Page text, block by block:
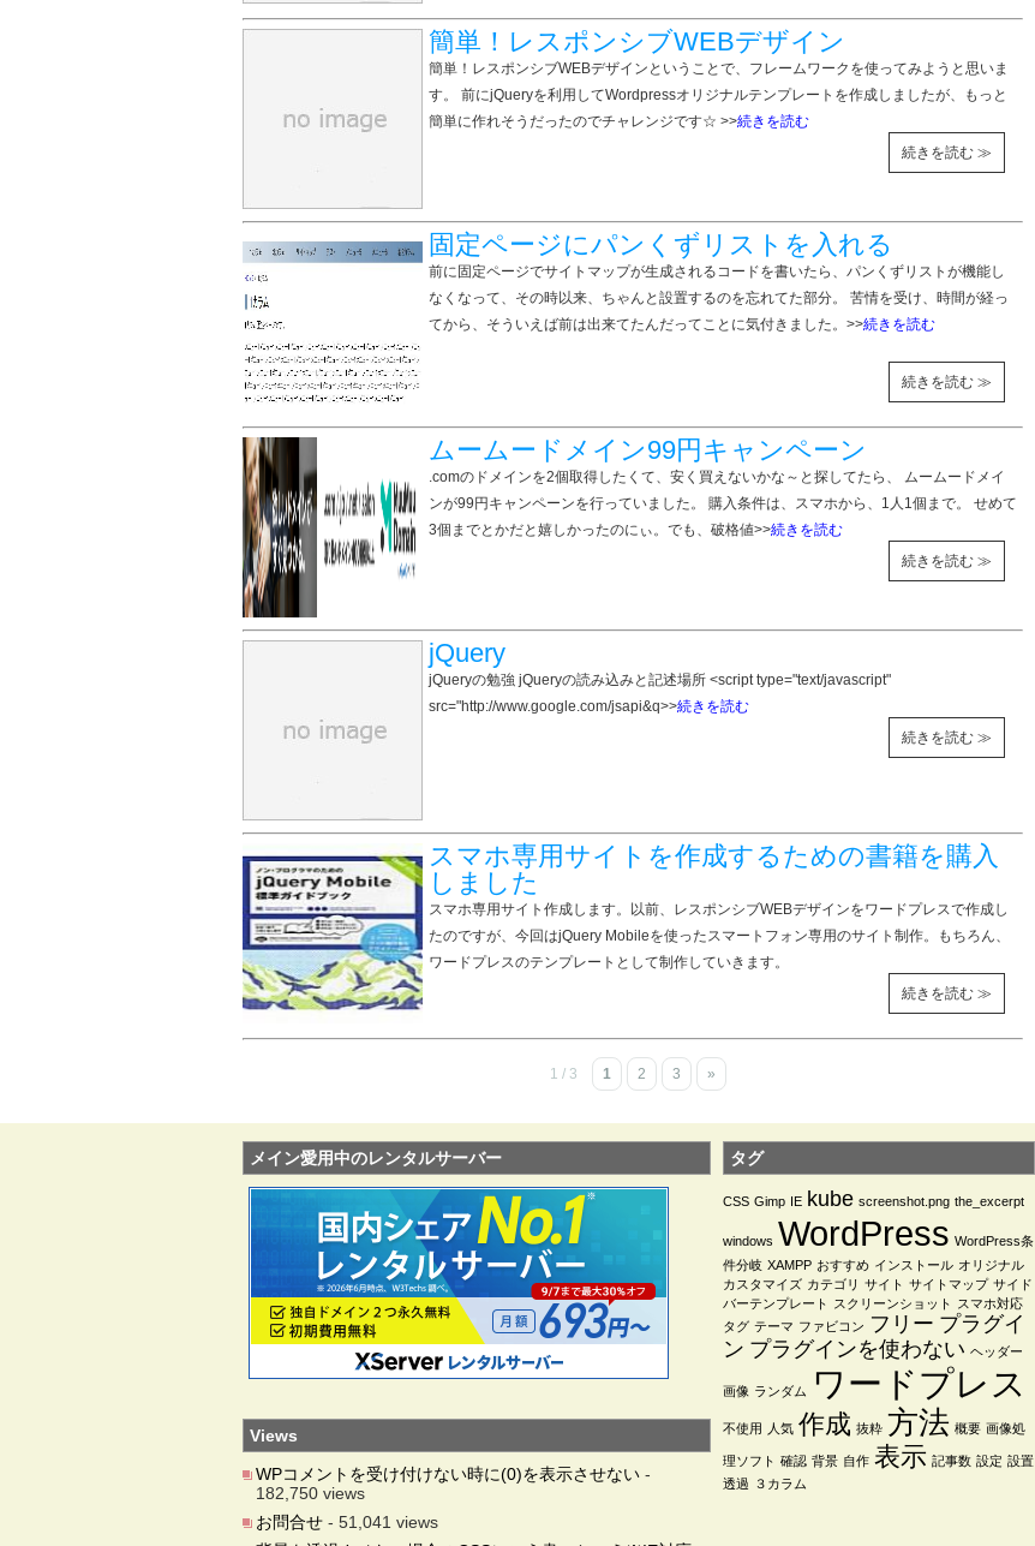
簡単！レスポンシブWEBデザイン
簡単！レスポンシブWEBデザインということで、フレームワークを使ってみようと思いま
す。 前にjQueryを利用してWordpressオリジナルテンプレートを作成しましたが、もっと
簡単に作れそうだったのでチャレンジです☆ >>続きを読む
続きを読む ≫
固定ページにパンくずリストを入れる
前に固定ページでサイトマップが生成されるコードを書いたら、パンくずリストが機能し
なくなって、その時以来、ちゃんと設置するのを忘れてた部分。 苦情を受け、時間が経っ
てから、そういえば前は出来てたんだってことに気付きました。>>続きを読む
続きを読む ≫
ムームードメイン99円キャンペーン
.comのドメインを2個取得したくて、安く買えないかな～と探してたら、 ムームードメイ
ンが99円キャンペーンを行っていました。 購入条件は、スマホから、1人1個まで。 せめて
3個までとかだと嬉しかったのにぃ。でも、破格値>>続きを読む
続きを読む ≫
jQuery
jQueryの勉強 jQueryの読み込みと記述場所 <script type="text/javascript"
src="http://www.google.com/jsapi&q>>続きを読む
続きを読む ≫
スマホ専用サイトを作成するための書籍を購入
しました
スマホ専用サイト作成します。以前、レスポンシブWEBデザインをワードプレスで作成し
たのですが、今回はjQuery Mobileを使ったスマートフォン専用のサイト制作。もちろん、
ワードプレスのテンプレートとして制作していきます。
続きを読む ≫
1 / 3 1 2 3 »
メイン愛用中のレンタルサーバー
Views
WPコメントを受け付けない時に(0)を表示させない -
182,750 views
お問合せ - 51,041 views
タグ
CSS Gimp IE kube screenshot.png the_excerpt
windows WordPress WordPress条
件分岐 XAMPP おすすめ インストール オリジナル
カスタマイズ カテゴリ サイト サイトマップ サイド
バーテンプレート スクリーンショット スマホ対応
タグ テーマ ファビコン フリー プラグイ
ン プラグインを使わない ヘッダー
画像 ランダム ワードプレス
不使用 人気 作成 抜粋 方法 概要 画像処
理ソフト 確認 背景 自作 表示 記事数 設定 設置
透過 ３カラム